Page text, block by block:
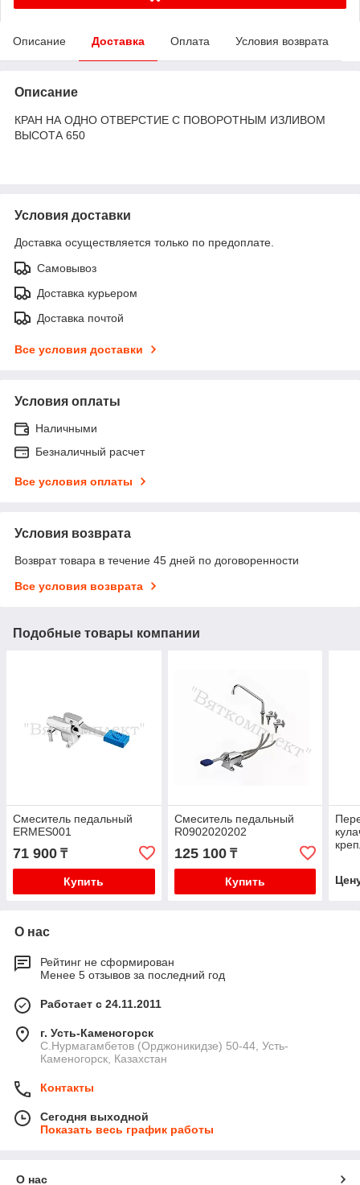
Описание Доставка Оплата Условия возврата
Описание
КРАН НА ОДНО ОТВЕРСТИЕ С ПОВОРОТНЫМ ИЗЛИВОМ
ВЫСОТА 650
Условия доставки
Доставка осуществляется только по предоплате.
Самовывоз
Доставка курьером
Доставка почтой
Все условия доставки
Условия оплаты
Наличными
Безналичный расчет
Все условия оплаты
Условия возврата
Возврат товара в течение 45 дней по договоренности
Все условия возврата
Подобные товары компании
Смеситель педальный
ERMES001
71 900 ₸
Купить
Смеситель педальный
R0902020202
125 100₸
Купить
О нас
Рейтинг не сформирован
Менее 5 отзывов за последний год
Работает с 24.11.2011
г. Усть-Каменогорск
С.Нурмагамбетов (Орджоникидзе) 50-44, Усть-
Каменогорск, Казахстан
Контакты
Сегодня выходной
Показать весь график работы
О нас